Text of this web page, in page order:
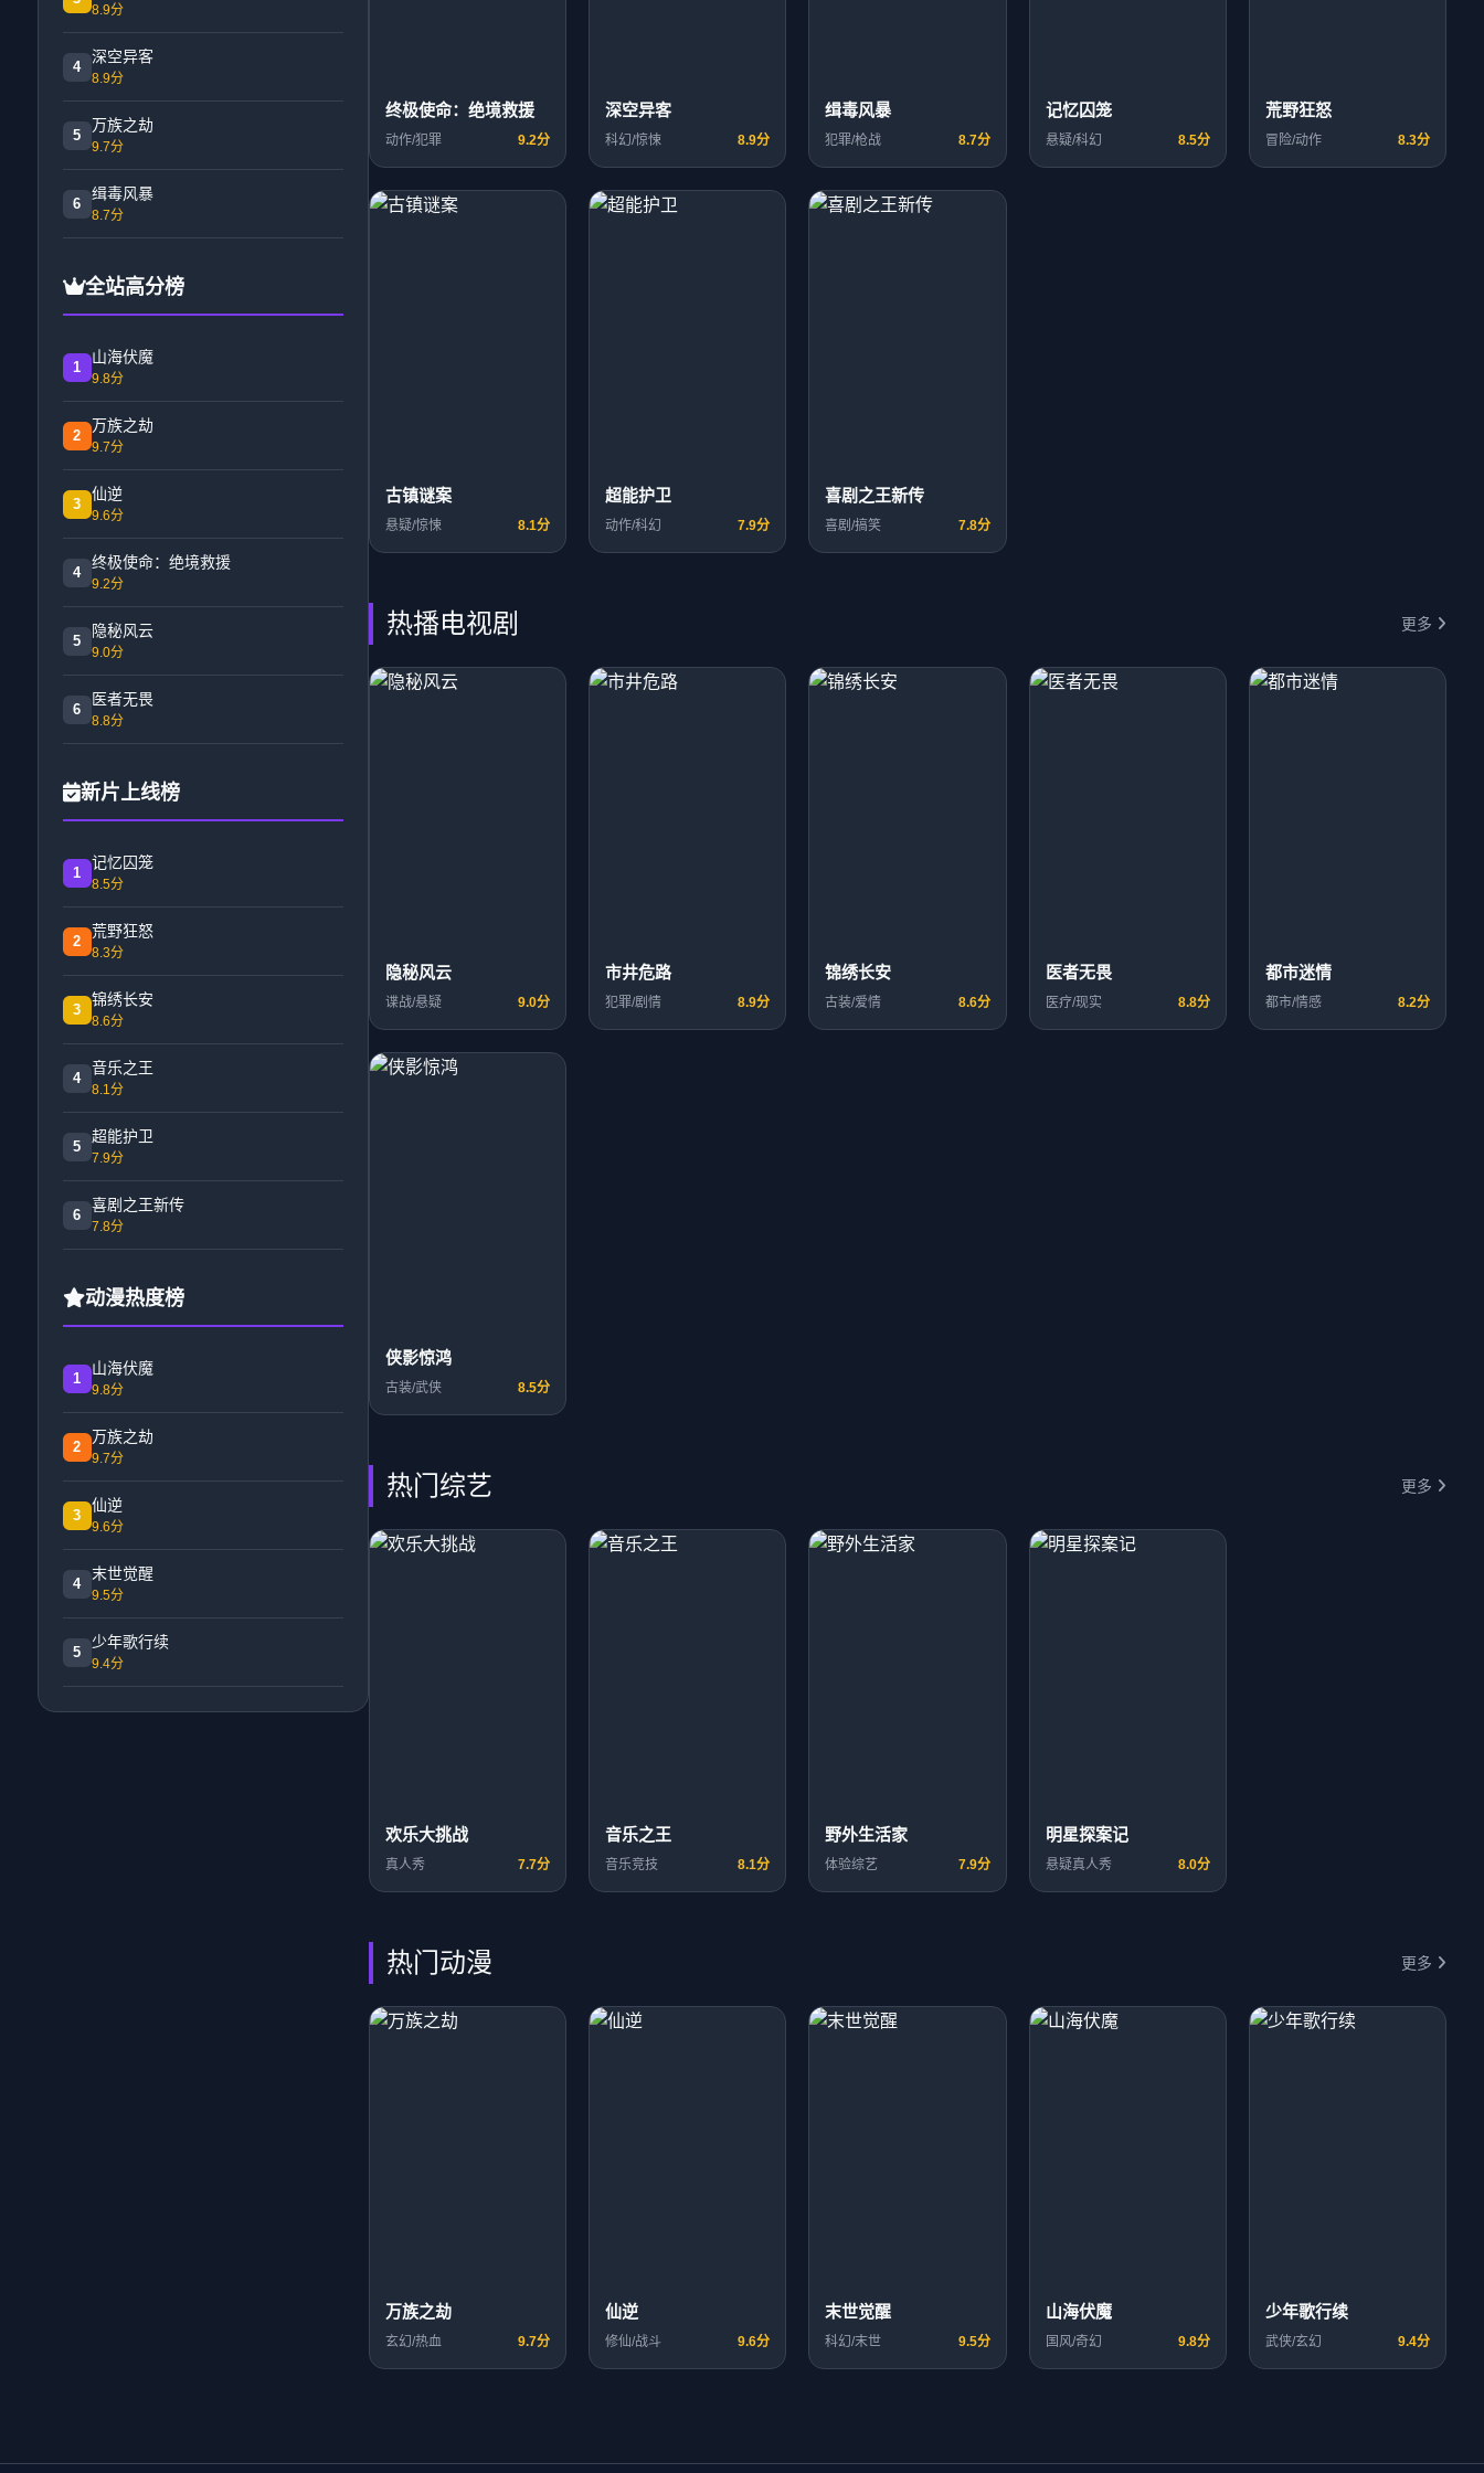
8.9分
4
深空异客
8.9分
5
万族之劫
9.7分
6
缉毒风暴
8.7分
全站高分榜
1
山海伏魔
9.8分
2
万族之劫
9.7分
3
仙逆
9.6分
4
终极使命：绝境救援
9.2分
5
隐秘风云
9.0分
6
医者无畏
8.8分
新片上线榜
1
记忆囚笼
8.5分
2
荒野狂怒
8.3分
3
锦绣长安
8.6分
4
音乐之王
8.1分
5
超能护卫
7.9分
6
喜剧之王新传
7.8分
动漫热度榜
1
山海伏魔
9.8分
2
万族之劫
9.7分
3
仙逆
9.6分
4
末世觉醒
9.5分
5
少年歌行续
9.4分
终极使命：绝境救援
动作/犯罪 9.2分
深空异客
科幻/惊悚 8.9分
缉毒风暴
犯罪/枪战 8.7分
记忆囚笼
悬疑/科幻 8.5分
荒野狂怒
冒险/动作 8.3分
古镇谜案
悬疑/惊悚 8.1分
超能护卫
动作/科幻 7.9分
喜剧之王新传
喜剧/搞笑 7.8分
热播电视剧 更多
隐秘风云
谍战/悬疑 9.0分
市井危路
犯罪/剧情 8.9分
锦绣长安
古装/爱情 8.6分
医者无畏
医疗/现实 8.8分
都市迷情
都市/情感 8.2分
侠影惊鸿
古装/武侠 8.5分
热门综艺 更多
欢乐大挑战
真人秀 7.7分
音乐之王
音乐竞技 8.1分
野外生活家
体验综艺 7.9分
明星探案记
悬疑真人秀 8.0分
热门动漫 更多
万族之劫
玄幻/热血 9.7分
仙逆
修仙/战斗 9.6分
末世觉醒
科幻/末世 9.5分
山海伏魔
国风/奇幻 9.8分
少年歌行续
武侠/玄幻 9.4分